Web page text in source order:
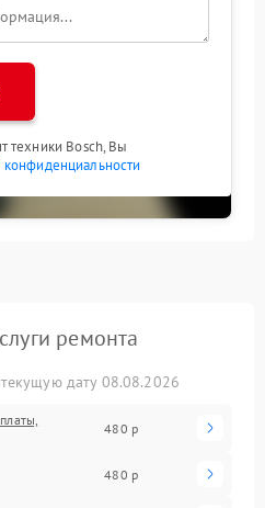
техники Bosch, Вы
ремонта
дату 08.08.2026
480 р
480 р